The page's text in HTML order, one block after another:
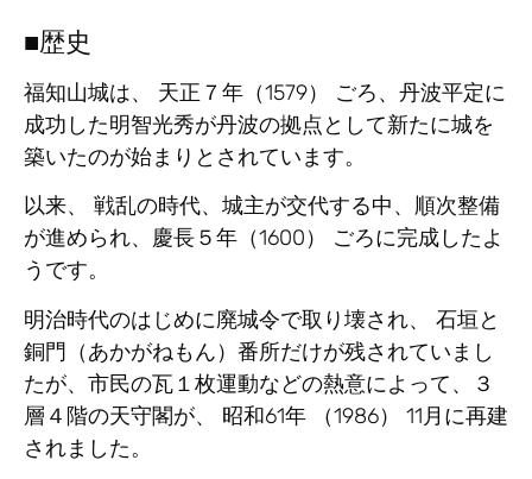
■歴史
福知山城は、 天正７年（1579） ごろ、丹波平定に
成功した明智光秀が丹波の拠点として新たに城を
築いたのが始まりとされています。
以来、 戦乱の時代、城主が交代する中、順次整備
が進められ、慶長５年（1600） ごろに完成したよ
うです。
明治時代のはじめに廃城令で取り壊され、 石垣と
銅門（あかがねもん）番所だけが残されていまし
たが、市民の瓦１枚運動などの熱意によって、３
層４階の天守閣が、 昭和61年 （1986） 11月に再建
されました。